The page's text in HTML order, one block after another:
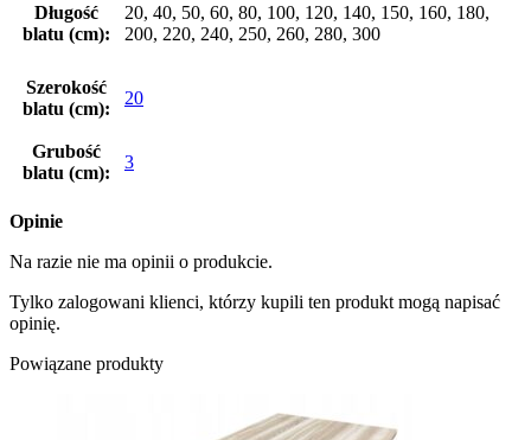
Długość
blatu (cm):
20, 40, 50, 60, 80, 100, 120, 140, 150, 160, 180,
200, 220, 240, 250, 260, 280, 300
Szerokość
blatu (cm):
20
Grubość
blatu (cm):
3
Opinie
Na razie nie ma opinii o produkcie.
Tylko zalogowani klienci, którzy kupili ten produkt mogą napisać
opinię.
Powiązane produkty